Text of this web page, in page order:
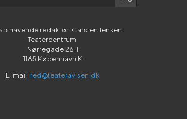
redaktør: Carsten Jensen
Teatercentrum
Nørregade 26,1
1165 København K
E-mail: red@teateravisen.dk